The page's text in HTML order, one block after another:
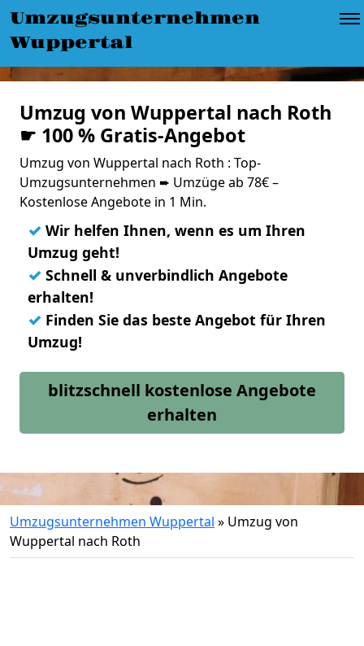
Umzugsunternehmen
Wuppertal
Umzug von Wuppertal nach Roth
☛ 100 % Gratis-Angebot
Umzug von Wuppertal nach Roth : Top-
Umzugsunternehmen ➨ Umzüge ab 78€ –
Kostenlose Angebote in 1 Min.
✓ Wir helfen Ihnen, wenn es um Ihren
Umzug geht!
✓ Schnell & unverbindlich Angebote
erhalten!
✓ Finden Sie das beste Angebot für Ihren
Umzug!
blitzschnell kostenlose Angebote
erhalten
Umzugsunternehmen Wuppertal » Umzug von
Wuppertal nach Roth